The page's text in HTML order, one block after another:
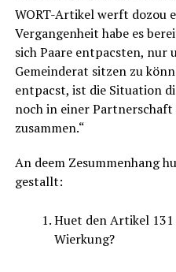
WORT-Artikel werft dozou
Vergangenheit habe es
sich Paare entpacsten, nur
Gemeinderat sitzen zu
entpacst, ist die Situation
noch in einer
zusammen.“
An deem Zesummenhang
gestallt:
Huet den Artikel 131
Wierkung?